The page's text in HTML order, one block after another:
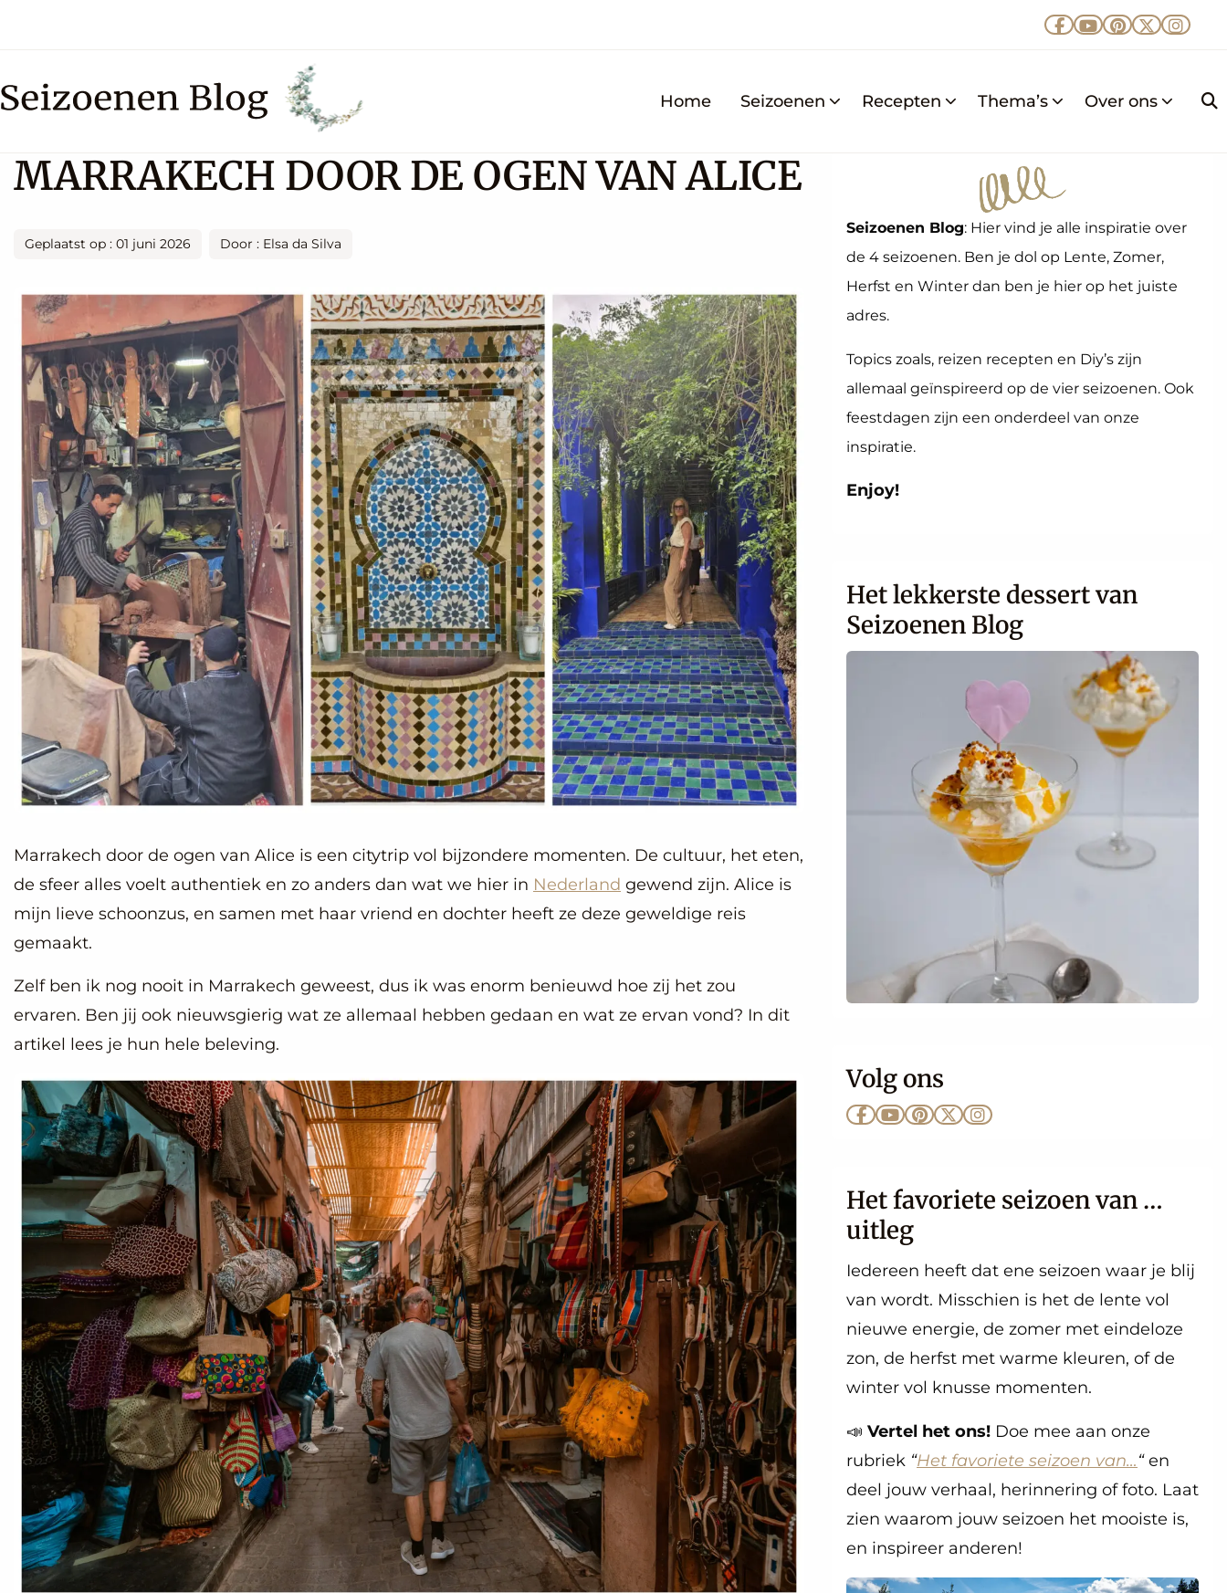
Ga Ga Ga Ga Ga
Home
Seizoenen Recepten Thema’s Over ons
MARRAKECH DOOR DE OGEN VAN ALICE
Geplaatst op : 01 juni 2026 Door : Elsa da Silva
Marrakech door de ogen van Alice is een citytrip vol bijzondere momenten. De cultuur, het eten,
de sfeer alles voelt authentiek en zo anders dan wat we hier in Nederland gewend zijn. Alice is
mijn lieve schoonzus, en samen met haar vriend en dochter heeft ze deze geweldige reis
gemaakt.
Zelf ben ik nog nooit in Marrakech geweest, dus ik was enorm benieuwd hoe zij het zou
ervaren. Ben jij ook nieuwsgierig wat ze allemaal hebben gedaan en wat ze ervan vond? In dit
artikel lees je hun hele beleving.
Seizoenen Blog: Hier vind je alle inspiratie over
de 4 seizoenen. Ben je dol op Lente, Zomer,
Herfst en Winter dan ben je hier op het juiste
adres.
Topics zoals, reizen recepten en Diy’s zijn
allemaal geïnspireerd op de vier seizoenen. Ook
feestdagen zijn een onderdeel van onze
inspiratie.
Enjoy!
Het lekkerste dessert van
Seizoenen Blog
Volg ons
Ga Ga Ga Ga Ga
Het favoriete seizoen van …
uitleg
Iedereen heeft dat ene seizoen waar je blij
van wordt. Misschien is het de lente vol
nieuwe energie, de zomer met eindeloze
zon, de herfst met warme kleuren, of de
winter vol knusse momenten.
📣 Vertel het ons! Doe mee aan onze
rubriek “Het favoriete seizoen van…“en
deel jouw verhaal, herinnering of foto. Laat
zien waarom jouw seizoen het mooiste is,
en inspireer anderen!